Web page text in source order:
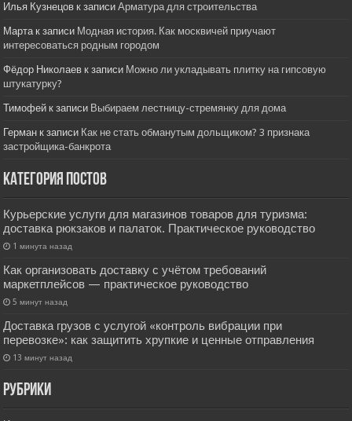
Илья Кузнецов к записиАрматура для строительства
Мартак записи Модная история. Как москвичей приучают
интересоваться родным городом
Фёдор Николаев к записи Можно ли укладывать плитку на гипсовую
штукатурку?
Тимофей к записи Выбираем лестницу-стремянку для дома
Герман к записи Как не стать обманутым дольщиком? 3 признака
застройщика-банкрота
Категория постов
Курьерские услуги для магазинов товаров для туризма:
доставка рюкзаков и палаток. Практическое руководство
1 минута назад
Как организовать доставку с учётом требований
маркетплейсов — практическое руководство
5 минут назад
Доставка грузов с услугой «контроль вибрации при
перевозке»: как защитить хрупкие и ценные отправления
13 минут назад
РУбрики